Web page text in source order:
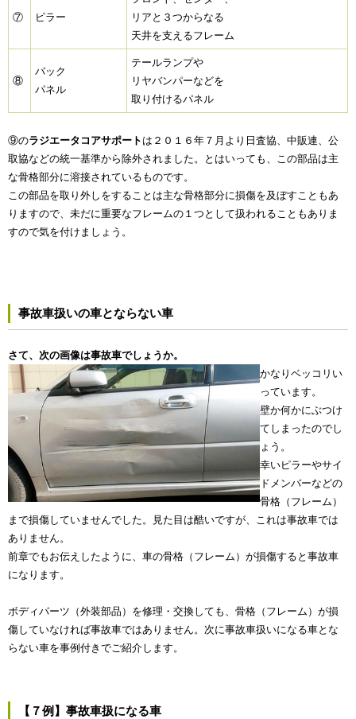
⑦ ピラー
リアと３つからなる
天井を支えるフレーム
⑧
バック
パネル
テールランプや
リヤバンパーなどを
取り付けるパネル
⑨のラジエータコアサポート は２０１６年７月より日査協、中販連、公
取協などの統一基準から除外されました。とはいっても、この部品は主
な骨格部分に溶接されているものです。
この部品を取り外しをすることは主な骨格部分に損傷を及ぼすこともあ
りますので、未だに重要なフレームの１つとして扱われることもありま
すので気を付けましょう。
事故車扱いの車とならない車
さて、次の画像は事故車でしょうか。
かなりベッコリい
っています。
壁か何かにぶつけ
てしまったのでし
ょう。
幸いピラーやサイ
ドメンバーなどの
骨格（フレーム）
まで損傷していませんでした。見た目は酷いですが、これは事故車では
ありません。
前章でもお伝えしたように、車の骨格（フレーム）が損傷すると事故車
になります。
ボディパーツ（外装部品）を修理・交換しても、骨格（フレーム）が損
傷していなければ事故車ではありません。次に事故車扱いになる車とな
らない車を事例付きでご紹介します。
【７例】事故車扱になる車